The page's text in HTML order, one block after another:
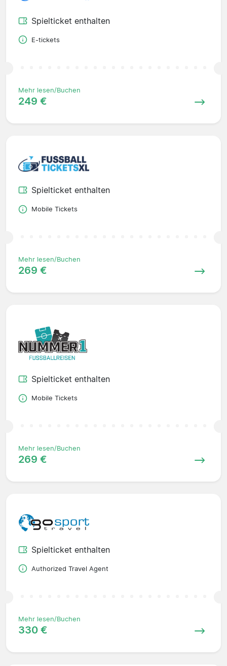
Spielticket enthalten
E-tickets
Mehr lesen/Buchen
249 €
Spielticket enthalten
Mobile Tickets
Mehr lesen/Buchen
269 €
Spielticket enthalten
Mobile Tickets
Mehr lesen/Buchen
269 €
Spielticket enthalten
Authorized Travel Agent
Mehr lesen/Buchen
330 €